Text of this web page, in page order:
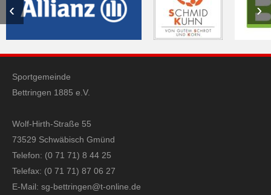
‹ ›
Sportgemeinde
Bettringen 1885 e.V.
Wolf-Hirth-Straße 55
73529 Schwäbisch Gmünd
Telefon: (0 71 71) 8 44 25
Telefax: (0 71 71) 87 06 27
E-Mail: sg-bettringen@t-online.de